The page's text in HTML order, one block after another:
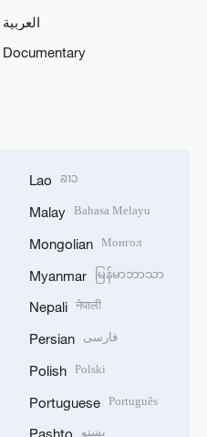
العربية
Documentary
Lao ລາວ
Malay Bahasa Melayu
Mongolian Монгол
Myanmar မြန်မာဘာသာ
Nepali नेपाली
Persian فارسی
Polish Polski
Portuguese Português
Pashto پښتو